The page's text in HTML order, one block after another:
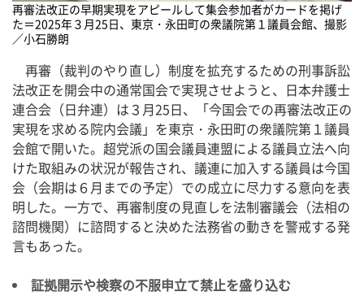
再審法改正の早期実現をアピールして集会参加者がカードを掲げ
た＝2025年３月25日、東京・永田町の衆議院第１議員会館、撮影
／小石勝朗
再審（裁判のやり直し）制度を拡充するための刑事訴訟
法改正を開会中の通常国会で実現させようと、日本弁護士
連合会（日弁連）は３月25日、「今国会での再審法改正の
実現を求める院内会議」を東京・永田町の衆議院第１議員
会館で開いた。超党派の国会議員連盟による議員立法へ向
けた取組みの状況が報告され、議連に加入する議員は今国
会（会期は６月までの予定）での成立に尽力する意向を表
明した。一方で、再審制度の見直しを法制審議会（法相の
諮問機関）に諮問すると決めた法務省の動きを警戒する発
言もあった。
証拠開示や検察の不服申立て禁止を盛り込む